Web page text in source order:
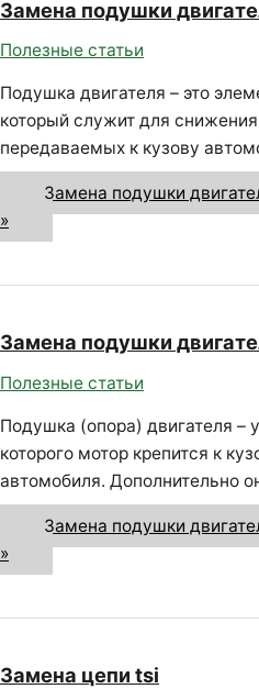
Замена подушки
Полезные статьи
Подушка двигателя – это
который служит для
передаваемых к кузову
Замена подушки
»
Замена подушки
Полезные статьи
Подушка (опора) двигателя –
которого мотор крепится к
автомобиля. Дополнительно
Замена подушки
»
Замена цепи tsi